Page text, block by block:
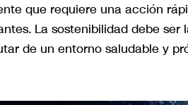
que requiere una acción
La sostenibilidad debe ser
de un entorno saludable y